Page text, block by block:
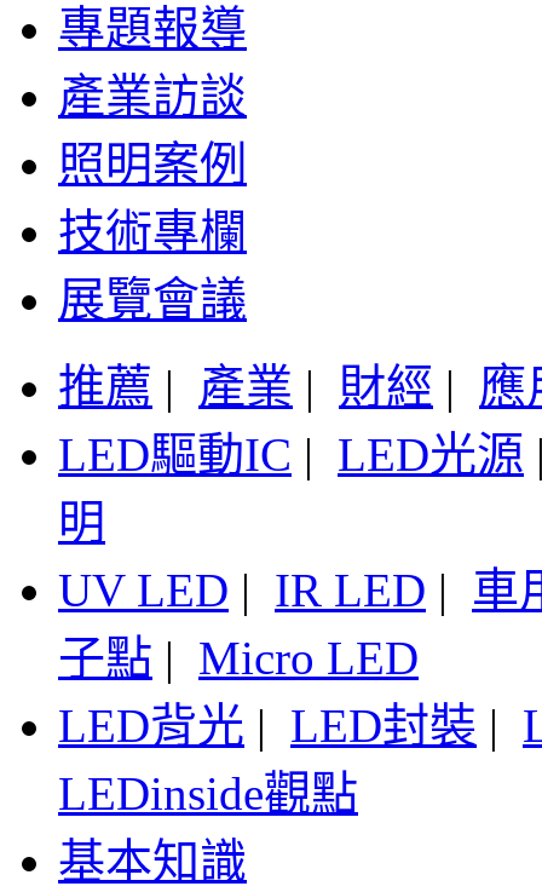
專題報導
產業訪談
照明案例
技術專欄
展覽會議
推薦 | 產業 | 財經 | 應
LED驅動IC | LED光源
明
UV LED | IR LED | 車
子點 | Micro LED
LED背光 | LED封裝 |
LEDinside觀點
基本知識